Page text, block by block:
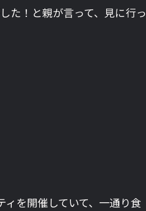
た！と親が言って、見に行っ
を開催していて、一通り食